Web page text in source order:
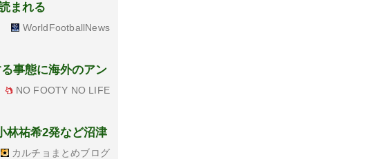
まれる
WorldFootballNews
事態に海外のアン
NO FOOTY NO LIFE
林祐希2発など沼津
カルチョまとめブログ